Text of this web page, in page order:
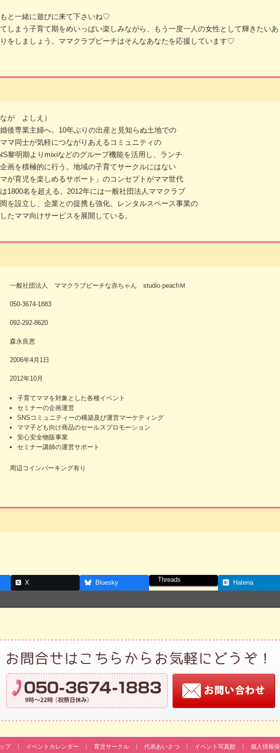
と一緒に遊びに来て下さいね♡
しまう子育て期をめいっぱい楽しみながら、もう一度一人の女性として輝きたいあ
をしましょう。ママクラブピーチはそんなあなたを応援しています♡
が よしえ）
後専業主婦へ。10年ぶりの出産と見知らぬ土地での
ママ同士が気軽につながりあえるコミュニティの
黎明期よりmixiなどのグループ機能を活用し、ランチ
画を積極的に行う。地域の子育てサークルにはない
マが育児を楽しめるサポート」のコンセプトがママ世代
1800名を超える。2012年には一般社団法人ママクラブ
を設立し、企業との提携も強化、レンタルスペース事業の
たママ向けサービスを展開している。
一般社団法人 ママクラブピーチな赤ちゃん studio peachＭ
050-3674-1883
092-292-8620
森永良恵
2006年4月1日
2012年10月
子育てママを対象とした各種イベント
セミナーの企画運営
SNSコミュニティーの構築及び運営マーケティング
ママ子ども向け商品のセールスプロモーション
安心安全物販事業
セミナー講師の運営サポート
周辺コインパーキング有り
X Bluesky Threads Hatena
プ イベントカレンダー 育児サークル 代表あいさつ イベント写真館 個人情報